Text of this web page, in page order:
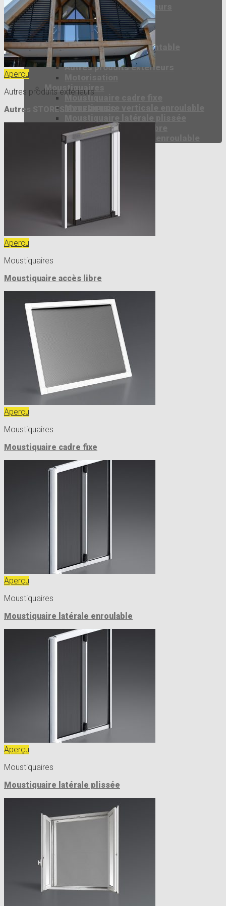
Autres produits intérieurs
Stores Extérieurs
Store screen coffre
Volets roulants
Store Brise soleil orientable
Store banne
Autres produits extérieurs
Moustiquaires
Moustiquaire cadre fixe
Moustiquaire accès libre
Moustiquaire latérale enroulable
Aperçu
Autres produits extérieurs
Autres STORES EXTERIEURS
Aperçu
Moustiquaires
Moustiquaire accès libre
Aperçu
Moustiquaires
Moustiquaire cadre fixe
Aperçu
Moustiquaires
Moustiquaire latérale enroulable
Aperçu
Moustiquaires
Moustiquaire latérale plissée